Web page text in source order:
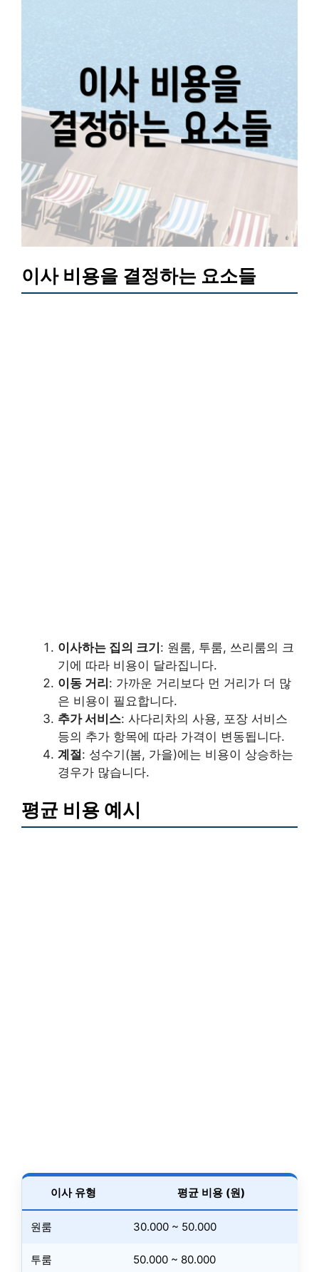
이사 비용을 결정하는 요소들
이사하는 집의 크기: 원룸, 투룸, 쓰리룸의 크
기에 따라 비용이 달라집니다.
이동 거리: 가까운 거리보다 먼 거리가 더 많
은 비용이 필요합니다.
추가 서비스: 사다리차의 사용, 포장 서비스
등의 추가 항목에 따라 가격이 변동됩니다.
계절: 성수기(봄, 가을)에는 비용이 상승하는
경우가 많습니다.
평균 비용 예시
이사 유형 평균 비용 (원)
원룸 30.000 ~ 50.000
투룸 50.000 ~ 80.000